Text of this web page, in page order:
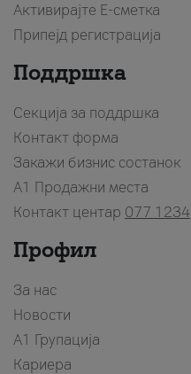
Активирајте Е-сметка
Припејд регистрација
Поддршка
Секција за поддршка
Контакт форма
Закажи бизнис состанок
A1 Продажни места
Контакт центар 077 1234
Профил
За нас
Новости
А1 Групација
Кариера